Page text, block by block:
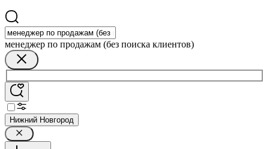
менеджер по продажам (без поиска клиентов)
Нижний Новгород